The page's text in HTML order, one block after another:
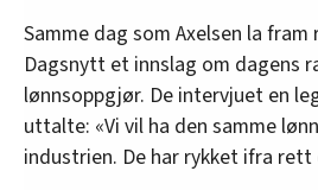
Samme dag som Axelsen la
Dagsnytt et innslag om dagens
lønnsoppgjør. De intervjuet en
uttalte: «Vi vil ha den samme
industrien. De har rykket ifra